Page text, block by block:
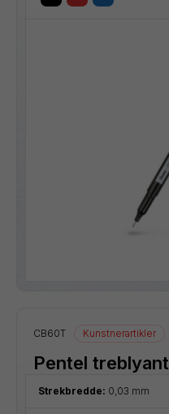
CB60T Kunstnerartikler
Pentel treblyant
Strekbredde: 0,03 mm